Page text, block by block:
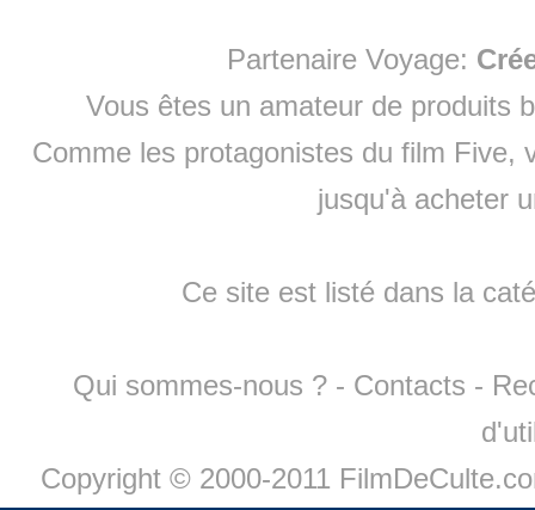
Partenaire Voyage:
Vous êtes un amateur de produits
Comme les protagonistes du film Five,
jusqu'à acheter
Ce site est listé dans la
Qui sommes-nous ? - Contacts -
Copyright © 2000-2011